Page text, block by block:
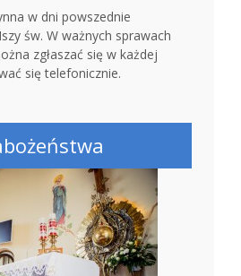
w dni powszednie
św. W ważnych sprawach
zgłaszać się w każdej
się telefonicznie.